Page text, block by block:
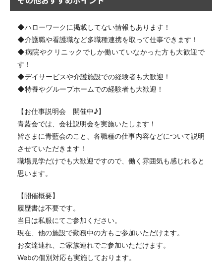
◆ハローワークに掲載してない情報もあります！
◆介護職や看護職など多職種連携を取って仕事できます！
◆病院やクリニックでしか働いていなかった方も大歓迎で
す！
◆デイサービスや介護施設での経験者も大歓迎！
◆特養やグループホームでの経験者も大歓迎！
【お仕事説明会 開催中♪】
青藍会では、会社説明会を実施いたします！
皆さまに青藍会のこと、各職種の仕事内容などについて説明
させていただきます！
職場見学だけでも大歓迎ですので、働く雰囲気も感じれると
思います。
【開催概要】
履歴書は不要です。
当日は私服にてご参加ください。
現在、他の施設で勤務中の方もご参加いただけます。
お友達連れ、ご家族連れでご参加いただけます。
Webの個別対応も実施しております。